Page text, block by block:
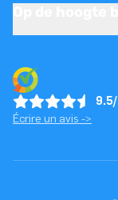
Écrire un avis ->